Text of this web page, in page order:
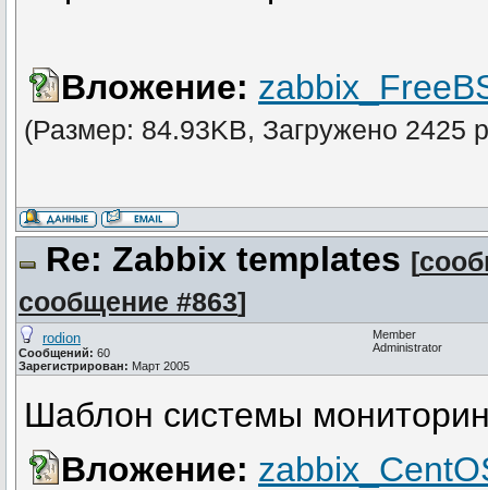
Вложение:
(Размер: 84.93KB, Загружено 2425
Re: Zabbix templates [
сообщение #863]
rodion
Сообщений: 60
Зарегистрирован: Март 2005
Member
Administrator
Шаблон системы
Вложение: